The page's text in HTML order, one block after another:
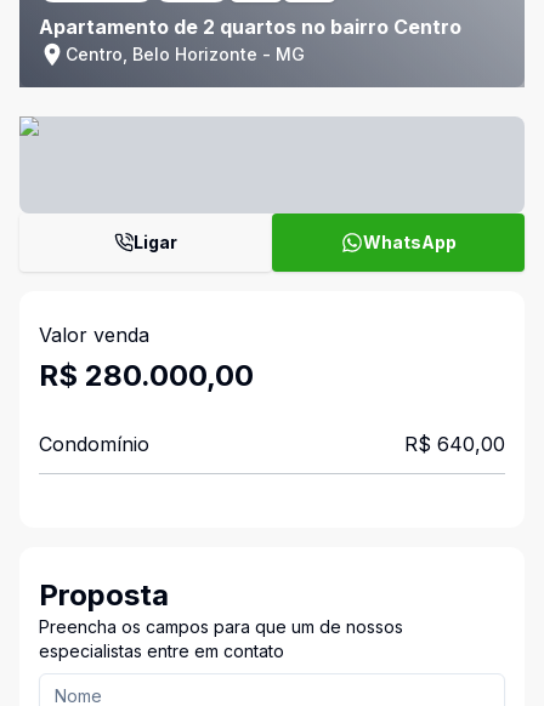
Apartamento de 2 quartos no bairro Centro
Centro, Belo Horizonte - MG
Ligar WhatsApp
Valor venda
R$ 280.000,00
Condomínio R$ 640,00
Proposta
Preencha os campos para que um de nossos
especialistas entre em contato